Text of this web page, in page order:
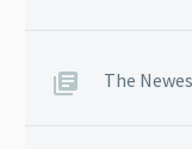
The